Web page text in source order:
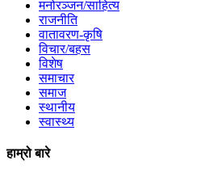
मनोरञ्जन/साहित्य
राजनीति
वातावरण-कृषि
विचार/बहस
विशेष
समाचार
समाज
स्थानीय
स्वास्थ्य
हाम्रो बारे